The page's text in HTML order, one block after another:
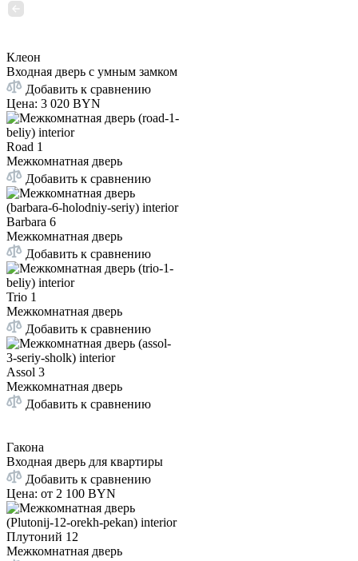
Клеон
Входная дверь с умным замком
Добавить к сравнению
Цена: 3 020 BYN
Road 1
Межкомнатная дверь
Добавить к сравнению
Barbara 6
Межкомнатная дверь
Добавить к сравнению
Trio 1
Межкомнатная дверь
Добавить к сравнению
Assol 3
Межкомнатная дверь
Добавить к сравнению
Гакона
Входная дверь для квартиры
Добавить к сравнению
Цена: от 2 100 BYN
Плутоний 12
Межкомнатная дверь